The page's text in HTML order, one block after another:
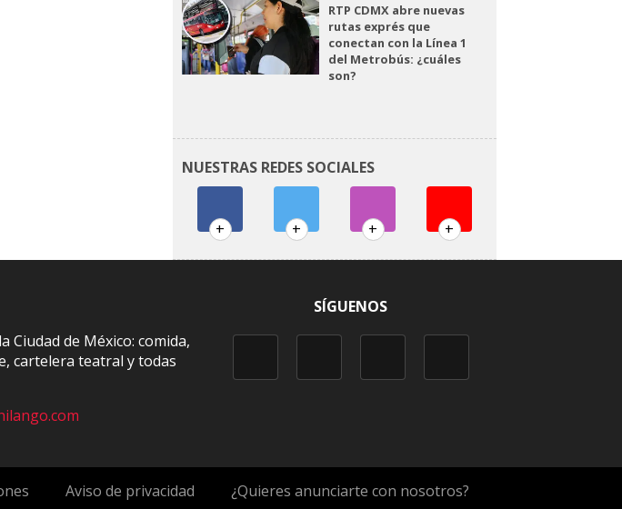
RTP CDMX abre nuevas
rutas exprés que
conectan con la Línea 1
del Metrobús: ¿cuáles
son?
NUESTRAS REDES SOCIALES
+ + + +
Ciudad de México: comida,
cartelera teatral y todas
SÍGUENOS
Aviso de privacidad ¿Quieres anunciarte con nosotros?